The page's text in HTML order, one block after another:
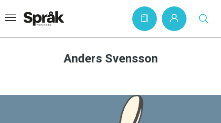
Artiklar
Anders Svensson